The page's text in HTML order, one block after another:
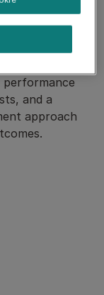
insights
yet
learned
performance
and a
approach